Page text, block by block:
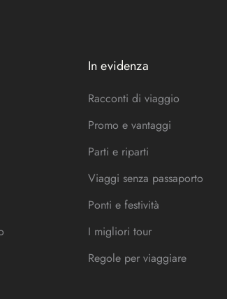
In evidenza
Racconti di viaggio
Promo e vantaggi
Parti e riparti
Viaggi senza passaporto
Ponti e festività
I migliori tour
Regole per viaggiare